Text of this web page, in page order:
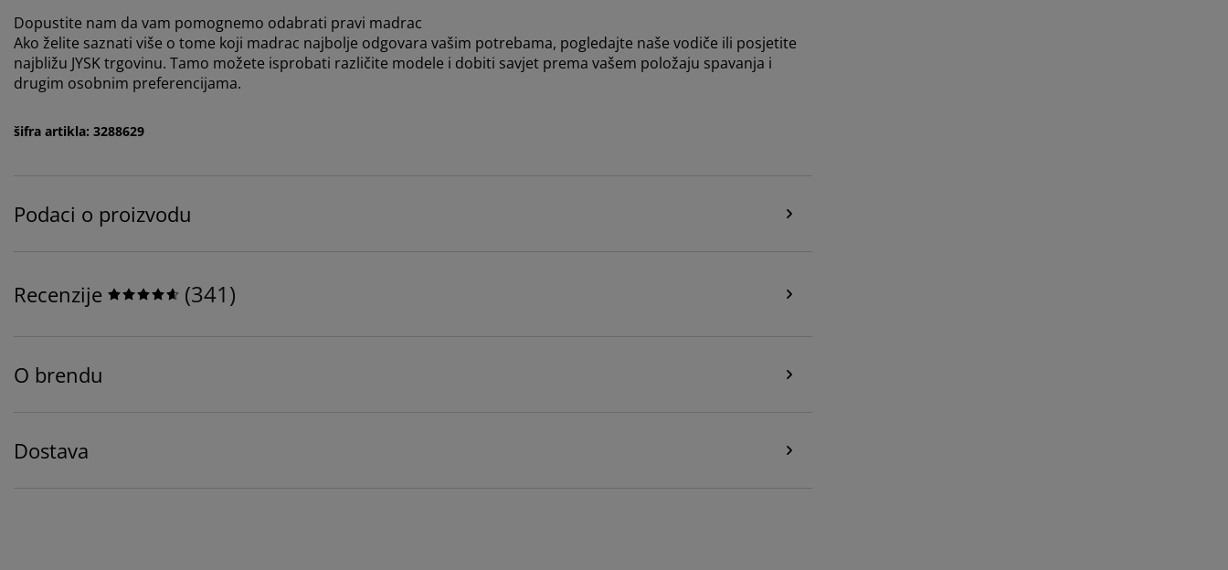
Dopustite nam da vam pomognemo odabrati pravi madrac
Ako želite saznati više o tome koji madrac najbolje odgovara vašim potrebama, pogledajte naše vodiče ili posjetite
najbližu JYSK trgovinu. Tamo možete isprobati različite modele i dobiti savjet prema vašem položaju spavanja i
drugim osobnim preferencijama.
šifra artikla: 3288629
Podaci o proizvodu
Recenzije (341)
O brendu
Dostava